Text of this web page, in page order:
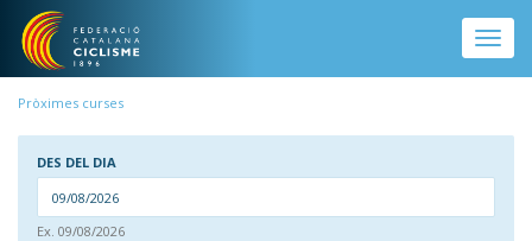
Vés al contingut
Toggle
Pròximes curses
DES DEL DIA
Ex. 09/08/2026